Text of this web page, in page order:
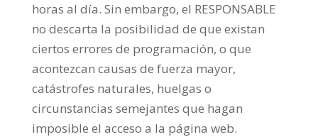
horas al día. Sin embargo, el RESPONSABLE
no descarta la posibilidad de que existan
ciertos errores de programación, o que
acontezcan causas de fuerza mayor,
catástrofes naturales, huelgas o
circunstancias semejantes que hagan
imposible el acceso a la página web.